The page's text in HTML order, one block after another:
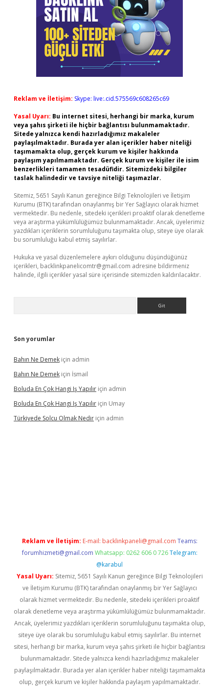
Reklam ve İletişim: Skype: live:.cid.575569c608265c69
Yasal Uyarı: Bu internet sitesi, herhangi bir marka, kurum
veya şahıs şirketi ile hiçbir bağlantısı bulunmamaktadır.
Sitede yalnızca kendi hazırladığımız makaleler
paylaşılmaktadır. Burada yer alan içerikler haber niteliği
taşımamakta olup, gerçek kurum ve kişiler hakkında
paylaşım yapılmamaktadır. Gerçek kurum ve kişiler ile isim
benzerlikleri tamamen tesadüfidir. Sitemizdeki bilgiler
taslak halindedir ve tavsiye niteliği taşımazlar.
Sitemiz, 5651 Sayılı Kanun gereğince Bilgi Teknolojileri ve İletişim
Kurumu (BTK) tarafından onaylanmış bir Yer Sağlayıcı olarak hizmet
vermektedir. Bu nedenle, sitedeki içerikleri proaktif olarak denetleme
veya araştırma yükümlülüğümüz bulunmamaktadır. Ancak, üyelerimiz
yazdıkları içeriklerin sorumluluğunu taşımakta olup, siteye üye olarak
bu sorumluluğu kabul etmiş sayılırlar.
Hukuka ve yasal düzenlemelere aykırı olduğunu düşündüğünüz
içerikleri, backlinkpanelicomtr@gmail.com adresine bildirmeniz
halinde, ilgili içerikler yasal süre içerisinde sitemizden kaldırılacaktır.
Son yorumlar
Bahın Ne Demek için admin
Bahın Ne Demek için İsmail
Boluda En Çok Hangi Iş Yapılır için admin
Boluda En Çok Hangi Iş Yapılır için Umay
Türkiyede Solcu Olmak Nedir için admin
Reklam ve İletişim: E-mail: backlinkpaneli@gmail.com Teams:
forumhizmeti@gmail.com Whatsapp: 0262 606 0 726 Telegram:
@karabul
Yasal Uyarı: Sitemiz, 5651 Sayılı Kanun gereğince Bilgi Teknolojileri
ve İletişim Kurumu (BTK) tarafından onaylanmış bir Yer Sağlayıcı
olarak hizmet vermektedir. Bu nedenle, sitedeki içerikleri proaktif
olarak denetleme veya araştırma yükümlülüğümüz bulunmamaktadır.
Ancak, üyelerimiz yazdıkları içeriklerin sorumluluğunu taşımakta olup,
siteye üye olarak bu sorumluluğu kabul etmiş sayılırlar. Bu internet
sitesi, herhangi bir marka, kurum veya şahıs şirketi ile hiçbir bağlantısı
bulunmamaktadır. Sitede yalnızca kendi hazırladığımız makaleler
paylaşılmaktadır. Burada yer alan içerikler haber niteliği taşımamakta
olup, gerçek kurum ve kişiler hakkında paylaşım yapılmamaktadır.